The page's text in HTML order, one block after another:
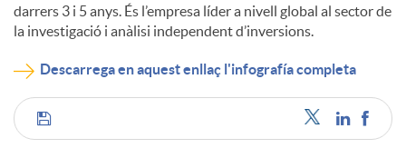
darrers 3 i 5 anys. És l’empresa líder a nivell global al sector de
la investigació i anàlisi independent d’inversions.
Descarrega en aquest enllaç l'infografía completa
C